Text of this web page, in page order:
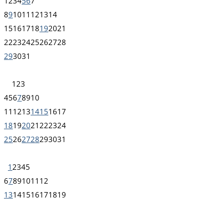
891011 121314
15161718192021
22232425262728
293031
1 23
45678910
11 121314151617
18192021 222324
25262728293031
1 2345
67891011 12
13141516171819